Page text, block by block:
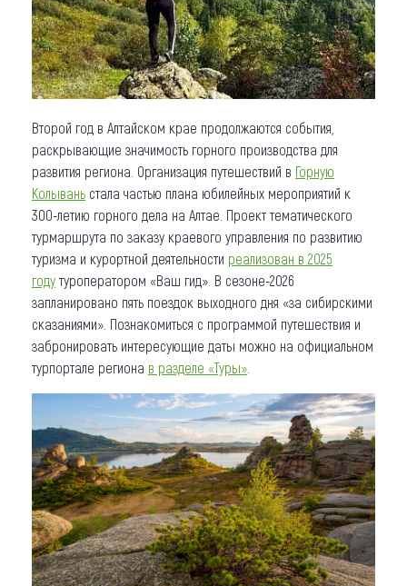
Другие рубрики
Второй год в Алтайском крае продолжаются события,
раскрывающие значимость горного производства для
развития региона. Организация путешествий в Горную
Колывань стала частью плана юбилейных мероприятий к
300-летию горного дела на Алтае. Проект тематического
турмаршрута по заказу краевого управления по развитию
туризма и курортной деятельности реализован в 2025
году туроператором «Ваш гид». В сезоне-2026
запланировано пять поездок выходного дня «за сибирскими
сказаниями». Познакомиться с программой путешествия и
забронировать интересующие даты можно на официальном
турпортале региона в разделе «Туры»